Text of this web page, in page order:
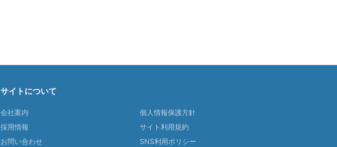
サイトについて
会社案内
採用情報
お問い合わせ
個人情報保護方針
サイト利用規約
SNS利用ポリシー